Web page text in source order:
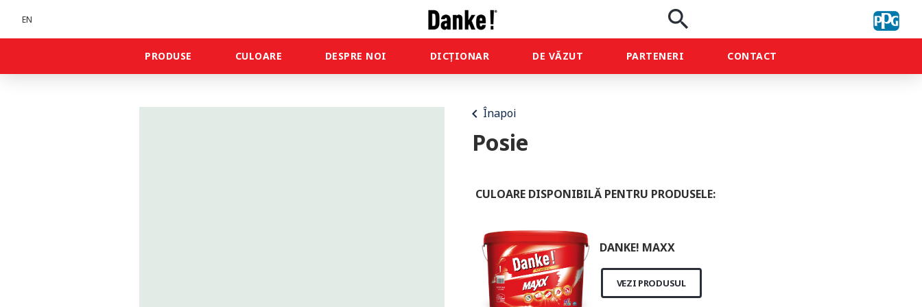
EN search
PRODUSE CULOARE DESPRE NOI DICȚIONAR DE VĂZUT PARTENERI CONTACT
chevron_left Înapoi
Posie
CULOARE DISPONIBILĂ PENTRU PRODUSELE:
DANKE! MAXX
VEZI PRODUSUL